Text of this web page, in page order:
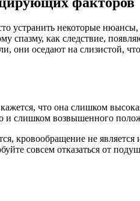
устранить некоторые
спазму, как следствие,
они оседают на слизистой,
что она слишком
и слишком возвышенного
кровообращение не
совсем отказаться от